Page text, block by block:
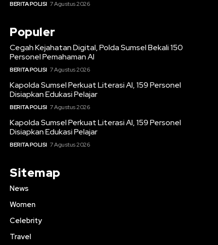
BERITA POLISI 7 Agustus 2026
Populer
Cegah Kejahatan Digital, Polda Sumsel Bekali 150
Personel Pemahaman AI
BERITA POLISI 7 Agustus 2026
Kapolda Sumsel Perkuat Literasi AI, 159 Personel
Disiapkan Edukasi Pelajar
BERITA POLISI 7 Agustus 2026
Kapolda Sumsel Perkuat Literasi AI, 159 Personel
Disiapkan Edukasi Pelajar
BERITA POLISI 7 Agustus 2026
Sitemap
News
Women
Celebrity
Travel